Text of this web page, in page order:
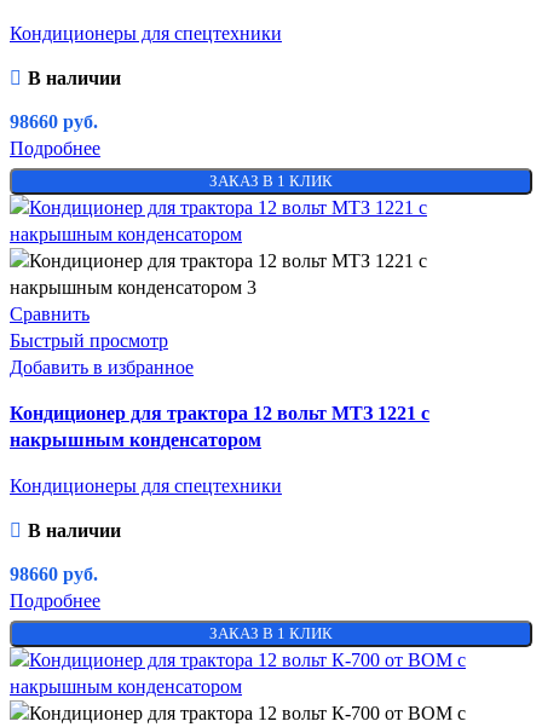
Кондиционеры для спецтехники
В наличии
98660 руб.
Подробнее
ЗАКАЗ В 1 КЛИК
Сравнить
Быстрый просмотр
Добавить в избранное
Кондиционер для трактора 12 вольт МТЗ 1221 с
накрышным конденсатором
Кондиционеры для спецтехники
В наличии
98660 руб.
Подробнее
ЗАКАЗ В 1 КЛИК